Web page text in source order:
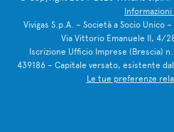
Informazioni
Vivigas S.p.A. – Società a Socio Unico
Via Vittorio Emanuele II, 4/
Iscrizione Ufficio Imprese (Brescia)
439186 – Capitale versato, esistente
Le tue preferenze